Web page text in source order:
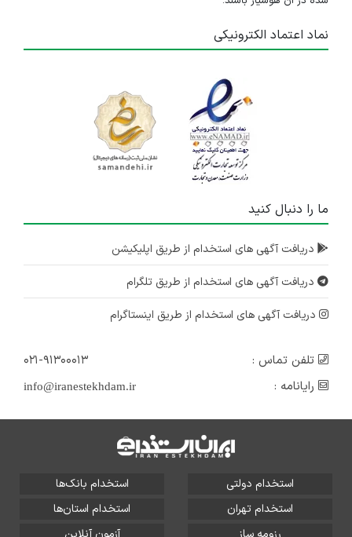
نماد اعتماد الکترونیکی
ما را دنبال کنید
دریافت آگهی های استخدام از طریق اپلیکیشن
دریافت آگهی های استخدام از طریق تلگرام
دریافت آگهی های استخدام از طریق اینستاگرام
تلفن تماس :
۰۲۱-۹۱۳۰۰۰۱۳
رایانامه :
info@iranestekhdam.ir
استخدام دولتی
استخدام بانک‌ها
استخدام تهران
استخدام استان‌ها